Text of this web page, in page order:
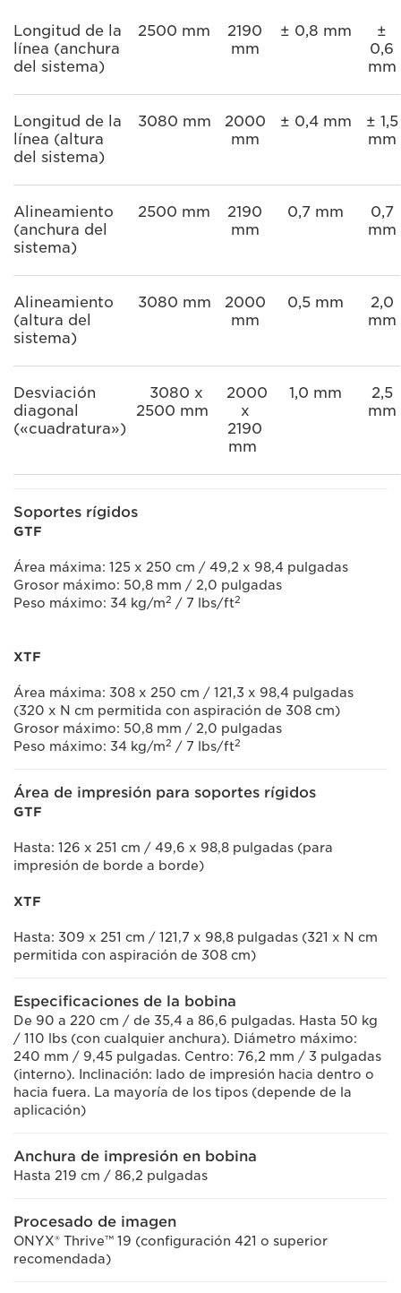
Longitud de la
línea (anchura
del sistema)
2500 mm
2190
mm
± 0,8 mm
±
0,6
mm
Longitud de la
línea (altura
del sistema)
3080 mm
2000
mm
± 0,4 mm
± 1,5
mm
Alineamiento
(anchura del
sistema)
2500 mm
2190
mm
0,7 mm
0,7
mm
Alineamiento
(altura del
sistema)
3080 mm
2000
mm
0,5 mm
2,0
mm
Desviación
diagonal
(«cuadratura»)
3080 x
2500 mm
2000
x
2190
mm
1,0 mm
2,5
mm
Soportes rígidos
GTF
Área máxima: 125 x 250 cm / 49,2 x 98,4 pulgadas
Grosor máximo: 50,8 mm / 2,0 pulgadas
Peso máximo: 34 kg/m2 / 7 lbs/ft2
XTF
Área máxima: 308 x 250 cm / 121,3 x 98,4 pulgadas
(320 x N cm permitida con aspiración de 308 cm)
Grosor máximo: 50,8 mm / 2,0 pulgadas
Peso máximo: 34 kg/m2 / 7 lbs/ft2
Área de impresión para soportes rígidos
GTF
Hasta: 126 x 251 cm / 49,6 x 98,8 pulgadas (para
impresión de borde a borde)
XTF
Hasta: 309 x 251 cm / 121,7 x 98,8 pulgadas (321 x N cm
permitida con aspiración de 308 cm)
Especificaciones de la bobina
De 90 a 220 cm / de 35,4 a 86,6 pulgadas. Hasta 50 kg
/ 110 lbs (con cualquier anchura). Diámetro máximo:
240 mm / 9,45 pulgadas. Centro: 76,2 mm / 3 pulgadas
(interno). Inclinación: lado de impresión hacia dentro o
hacia fuera. La mayoría de los tipos (depende de la
aplicación)
Anchura de impresión en bobina
Hasta 219 cm / 86,2 pulgadas
Procesado de imagen
ONYX® Thrive™ 19 (configuración 421 o superior
recomendada)